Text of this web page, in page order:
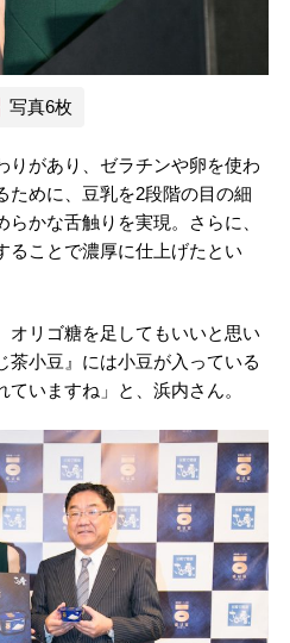
写真6枚
りがあり、ゼラチンや卵を使わ
ために、豆乳を2段階の目の細
かな舌触りを実現。さらに、
ることで濃厚に仕上げたとい
オリゴ糖を足してもいいと思い
茶小豆』には小豆が入っている
いますね」と、浜内さん。